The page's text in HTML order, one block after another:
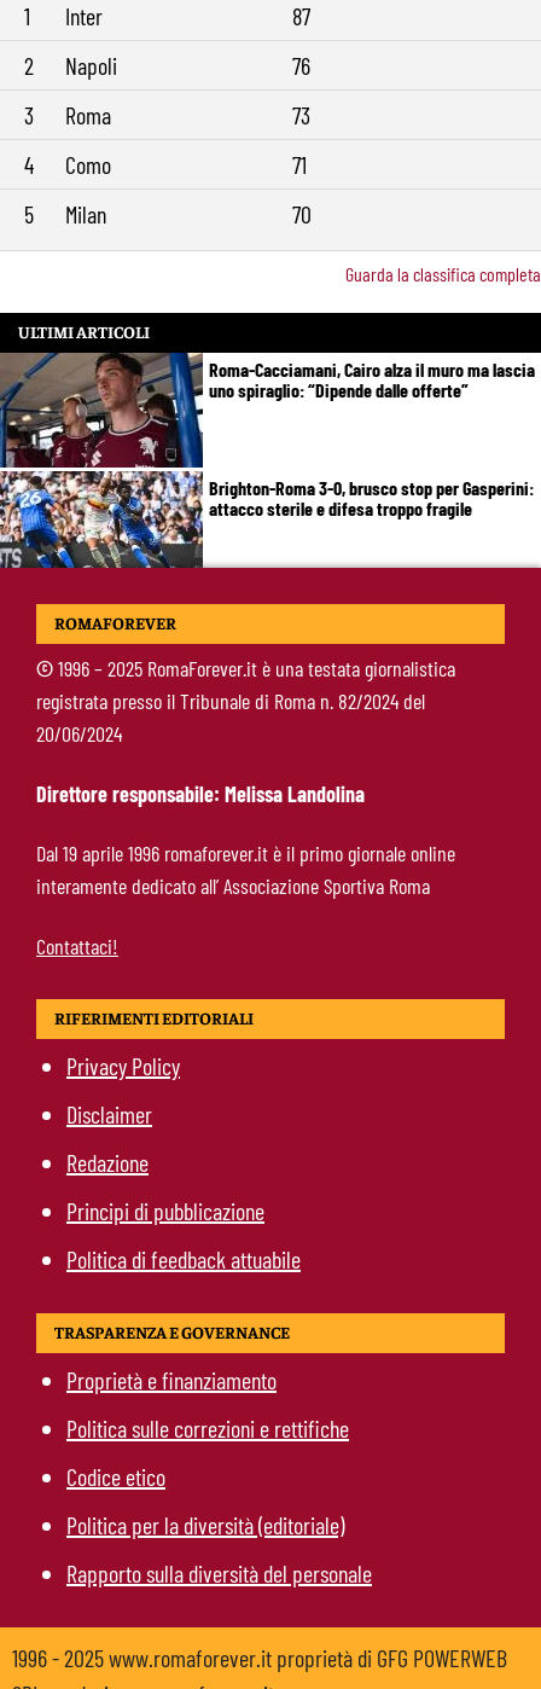
1 Inter
87
2
Napoli
76
3
Roma
73
4
Como
71
5
Milan 70
Guarda la classifica completa
ULTIMI ARTICOLI
Roma-Cacciamani, Cairo alza il muro ma lascia
uno spiraglio: “Dipende dalle offerte”
Brighton-Roma 3-0, brusco stop per Gasperini:
attacco sterile e difesa troppo fragile
McKennie sorprende tutti: “Il mio idolo era
Molina-Roma, arrivo oggi: il passaporto può
sbloccare un altro colpo
ROMAFOREVER
©1996 – 2025 RomaForever.it è una testata giornalistica
registrata presso il Tribunale di Roma n. 82/2024 del
20/06/2024
Direttore responsabile: Melissa Landolina
Dal 19 aprile 1996 romaforever.it è il primo giornale online
interamente dedicato all’ Associazione Sportiva Roma
Contattaci!
RIFERIMENTI EDITORIALI
Privacy Policy
Disclaimer
Redazione
Principi di pubblicazione
Politica di feedback attuabile
TRASPARENZA E GOVERNANCE
Proprietà e finanziamento
Politica sulle correzioni e rettifiche
Codice etico
Politica per la diversità (editoriale)
Rapporto sulla diversità del personale
1996 - 2025 www.romaforever.it proprietà di GFG POWERWEB